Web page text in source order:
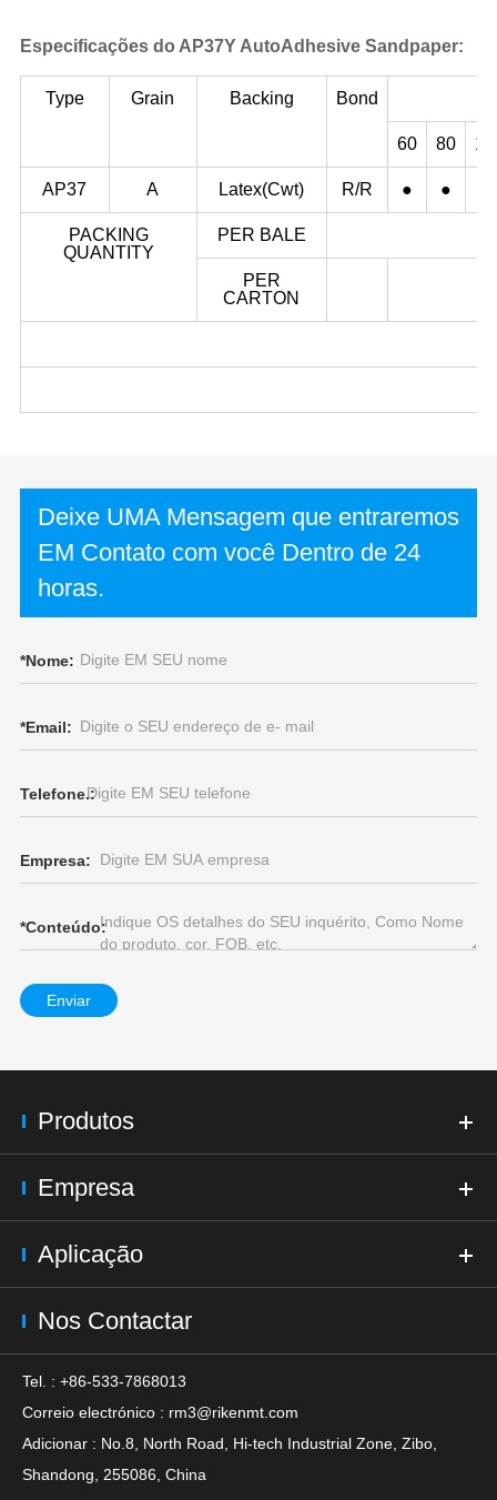
Especificações do AP37Y AutoAdhesive Sandpaper:
Type Grain Backing Bond
60 80
AP37 A Latex(Cwt) R/R ● ●
PACKING
QUANTITY
PER BALE
PER
CARTON
Deixe UMA Mensagem que entraremos
EM Contato com você Dentro de 24
horas.
*Nome:
*Email:
Telefone.:
Empresa:
*Conteúdo:
Enviar
Produtos
Empresa
Aplicação
Nos Contactar
Tel. : +86-533-7868013
Correio electrónico : rm3@rikenmt.com
Adicionar : No.8, North Road, Hi-tech Industrial Zone, Zibo,
Shandong, 255086, China